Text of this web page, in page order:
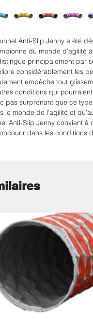
Anti-Slip Jenny a été
du monde d'agilité
principalement par
considérablement les
empêche tout
conditions qui
pas surprenant que ce
le monde de l'agilité et
Anti-Slip Jenny convient
dans les conditions